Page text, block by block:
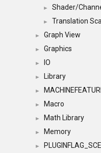
► Shader/
► Translation
► Graph View
► Graphics
► IO
► Library
►
► Macro
► Math Library
► Memory
►